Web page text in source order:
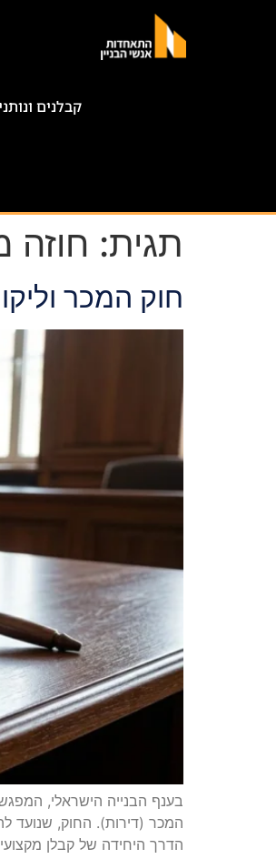
קבלנים
תגית: חוזה
חוק המכר
בענף הבנייה הישראלי,
המכר (דירות). החוק, שנועד
הדרך היחידה של קבלן